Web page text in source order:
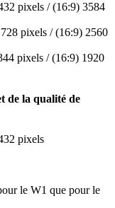
pixels / (16:9) 3584
pixels / (16:9) 2560
pixels / (16:9) 1920
de la qualité de
pixels
le W1 que pour le